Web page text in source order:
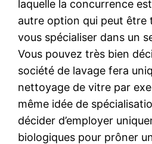
laquelle la concurrence
autre option qui peut être
vous spécialiser dans un
Vous pouvez très bien
société de lavage fera
nettoyage de vitre par
même idée de
décider d’employer
biologiques pour prôner